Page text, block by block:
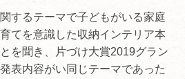
するテーマで子どもがいる家庭
てを意識した収納インテリア本
を聞き、片づけ大賞2019グラン
表内容がい同じテーマであった